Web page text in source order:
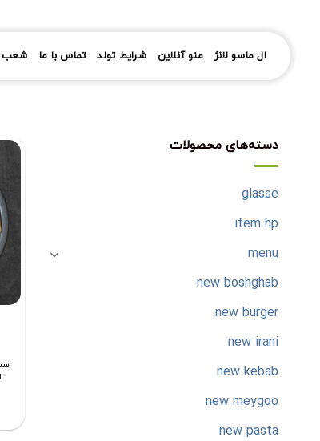
ال ماسو لانژ منو آنلاین شرایط تولد تماس با ما شعب
دسته‌های محصولات
glasse
item hp
menu
new boshghab
new burger
new irani
new kebab
new meygoo
new pasta